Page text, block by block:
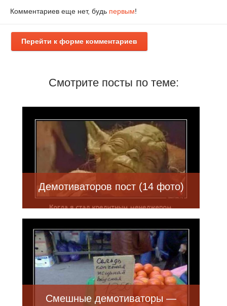
Комментариев еще нет, будь первым!
Перейти к форме комментариев
Смотрите посты по теме:
Демотиваторов пост (14 фото)
Смешные демотиваторы —